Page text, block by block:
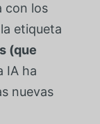
con los
etiqueta
(que
IA ha
nuevas